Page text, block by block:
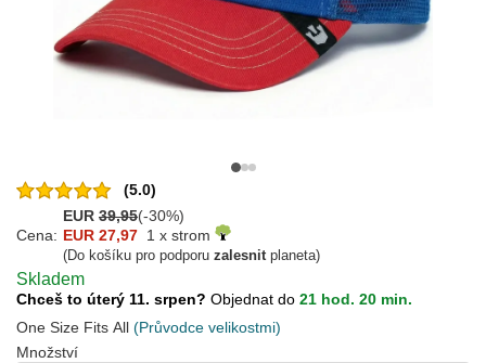
(5.0)
EUR 39,95(-30%)
Cena: EUR 27,97 1 x strom
(Do košíku pro podporu zalesnitplaneta)
Skladem
Chceš to úterý 11. srpen? Objednat do 21 hod. 20 min.
One Size Fits All (Průvodce velikostmi)
Množství